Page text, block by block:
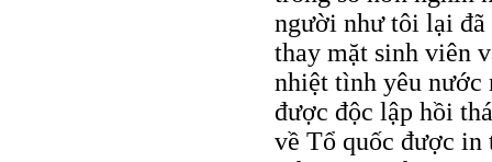
người như tôi lại đã
thay mặt sinh viên
nhiệt tình yêu nước
được độc lập hồi
về Tổ quốc được